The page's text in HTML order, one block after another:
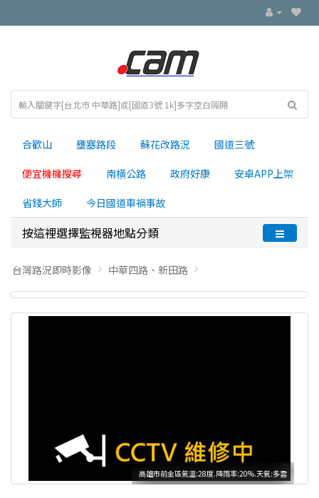
合歡山 壅塞路段 蘇花改路況 國道三號
便宜機機搜尋 南横公路 政府好康 安卓APP上架
省錢大師 今日國道車禍事故
按這裡選擇監視器地點分類
台灣路況即時影像 中華四路、新田路
高雄市前金區氣溫:28度.降雨率:20%.天氣:多雲